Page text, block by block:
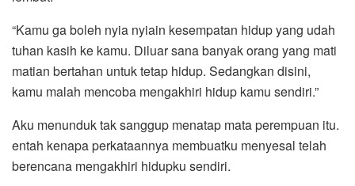
“Kamu ga boleh nyia nyiain kesempatan hidup yang udah
tuhan kasih ke kamu. Diluar sana banyak orang yang mati
matian bertahan untuk tetap hidup. Sedangkan disini,
kamu malah mencoba mengakhiri hidup kamu sendiri.”
Aku menunduk tak sanggup menatap mata perempuan itu.
entah kenapa perkataannya membuatku menyesal telah
berencana mengakhiri hidupku sendiri.